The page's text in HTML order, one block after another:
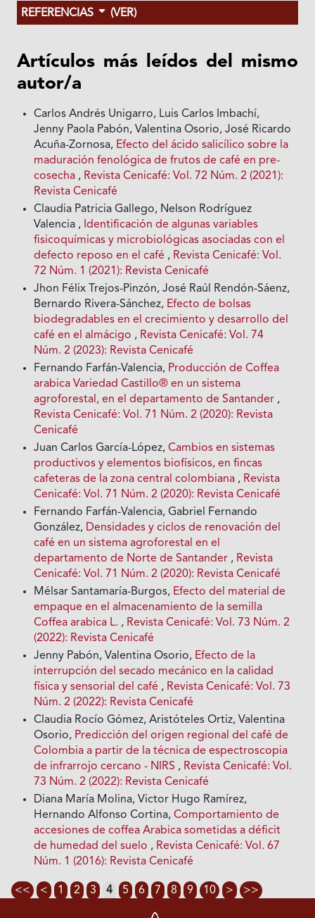
REFERENCIAS (VER)
Artículos más leídos del mismo
autor/a
Carlos Andrés Unigarro, Luis Carlos Imbachí,
Jenny Paola Pabón, Valentina Osorio, José Ricardo
Acuña-Zornosa, Efecto del ácido salicílico sobre la
maduración fenológica de frutos de café en pre-
cosecha , Revista Cenicafé: Vol. 72 Núm. 2 (2021):
Revista Cenicafé
Claudia Patricia Gallego, Nelson Rodríguez
Valencia , Identificación de algunas variables
fisicoquímicas y microbiológicas asociadas con el
defecto reposo en el café , Revista Cenicafé: Vol.
72 Núm. 1 (2021): Revista Cenicafé
Jhon Félix Trejos-Pinzón, José Raúl Rendón-Sáenz,
Bernardo Rivera-Sánchez, Efecto de bolsas
biodegradables en el crecimiento y desarrollo del
café en el almácigo , Revista Cenicafé: Vol. 74
Núm. 2 (2023): Revista Cenicafé
Fernando Farfán-Valencia, Producción de Coffea
arabica Variedad Castillo® en un sistema
agroforestal, en el departamento de Santander ,
Revista Cenicafé: Vol. 71 Núm. 2 (2020): Revista
Cenicafé
Juan Carlos García-López,Cambios en sistemas
productivos y elementos biofísicos, en fincas
cafeteras de la zona central colombiana , Revista
Cenicafé: Vol. 71 Núm. 2 (2020): Revista Cenicafé
Fernando Farfán-Valencia, Gabriel Fernando
González, Densidades y ciclos de renovación del
café en un sistema agroforestal en el
departamento de Norte de Santander , Revista
Cenicafé: Vol. 71 Núm. 2 (2020): Revista Cenicafé
Mélsar Santamaría-Burgos, Efecto del material de
empaque en el almacenamiento de la semilla
Coffea arabica L. , Revista Cenicafé: Vol. 73 Núm. 2
(2022): Revista Cenicafé
Jenny Pabón, Valentina Osorio, Efecto de la
interrupción del secado mecánico en la calidad
física y sensorial del café , Revista Cenicafé: Vol. 73
Núm. 2 (2022): Revista Cenicafé
Claudia Rocío Gómez, Aristóteles Ortiz, Valentina
Osorio, Predicción del origen regional del café de
Colombia a partir de la técnica de espectroscopia
de infrarrojo cercano - NIRS , Revista Cenicafé: Vol.
73 Núm. 2 (2022): Revista Cenicafé
Diana María Molina, Victor Hugo Ramírez,
Hernando Alfonso Cortina,Comportamiento de
accesiones de coffea Arabica sometidas a déficit
de humedad del suelo , Revista Cenicafé: Vol. 67
Núm. 1 (2016): Revista Cenicafé
<< < 1 2 3 4 5 6 7 8 9 10 > >>